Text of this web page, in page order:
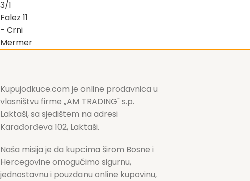
Kupujodkuce.com je online prodavnica u
vlasništvu firme „AM TRADING" s.p.
Laktaši, sa sjedištem na adresi
Karađorđeva 102, Laktaši.
Naša misija je da kupcima širom Bosne i
Hercegovine omogućimo sigurnu,
jednostavnu i pouzdanu online kupovinu,